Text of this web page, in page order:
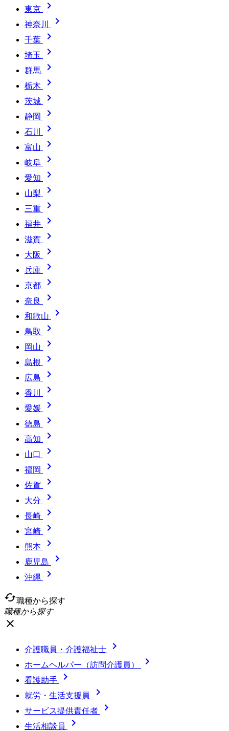
東京 
神奈川 
千葉 
埼玉 
群馬 
栃木 
茨城 
静岡 
石川 
富山 
岐阜 
愛知 
山梨 
三重 
福井 
滋賀 
大阪 
兵庫 
京都 
奈良 
和歌山 
鳥取 
岡山 
島根 
広島 
香川 
愛媛 
徳島 
高知 
山口 
福岡 
佐賀 
大分 
長崎 
宮崎 
熊本 
鹿児島 
沖縄

cached職種から探す
職種から探す
close
介護職員・介護福祉士 
ホームヘルパー（訪問介護員） 
看護助手 
就労・生活支援員 
サービス提供責任者 
生活相談員 